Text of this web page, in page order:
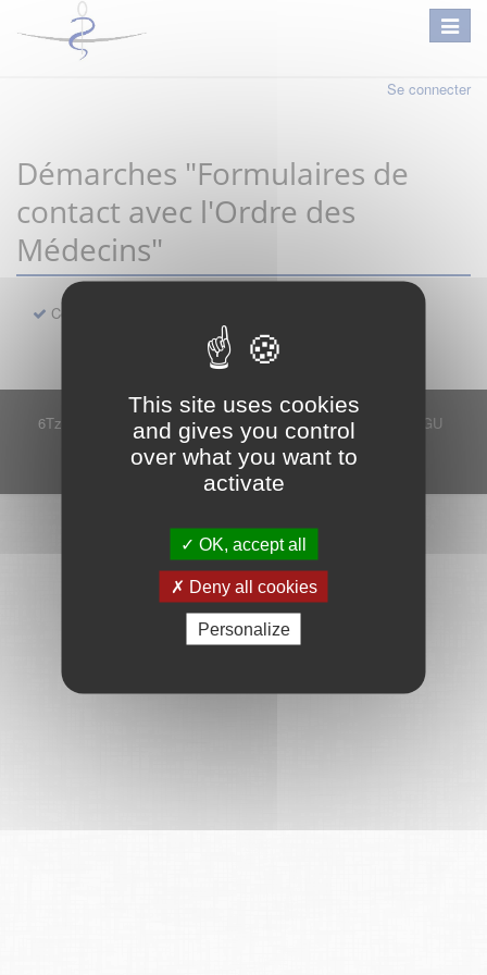
This site uses cookies
and gives you control
over what you want to
activate
OK, accept all
Deny all cookies
Personalize
Se connecter
Démarches "Formulaires de
contact avec l'Ordre des
Médecins"
Contact
6Tzen ©2015 - Tous droits réservés Mentions légales
CGU
Plan du site
FAQ
Contact
Ce service est proposé par6Tzen